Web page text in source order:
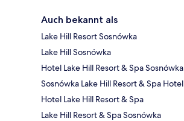
Auch bekannt als
Lake Hill Resort Sosnówka
Lake Hill Sosnówka
Hotel Lake Hill Resort & Spa Sosnówka
Sosnówka Lake Hill Resort & Spa Hotel
Hotel Lake Hill Resort & Spa
Lake Hill Resort & Spa Sosnówka